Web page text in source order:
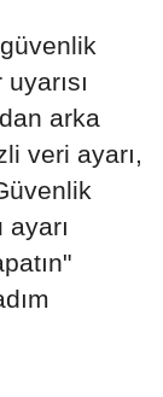
arka
veri ayarı,